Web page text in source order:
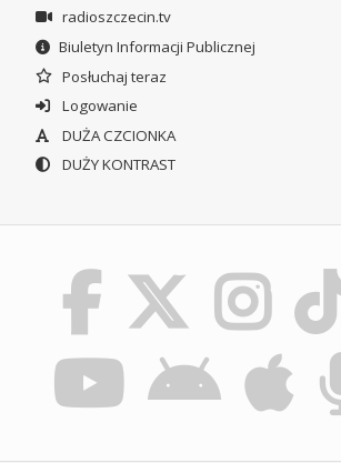
radioszczecin.tv
Biuletyn Informacji Publicznej
Posłuchaj teraz
Logowanie
DUŻA CZCIONKA
DUŻY KONTRAST